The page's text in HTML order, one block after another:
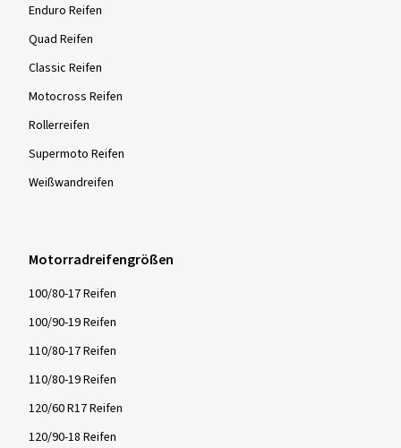
Enduro Reifen
Quad Reifen
Classic Reifen
Motocross Reifen
Rollerreifen
Supermoto Reifen
Weißwandreifen
Motorradreifengrößen
100/80-17 Reifen
100/90-19 Reifen
110/80-17 Reifen
110/80-19 Reifen
120/60 R17 Reifen
120/90-18 Reifen